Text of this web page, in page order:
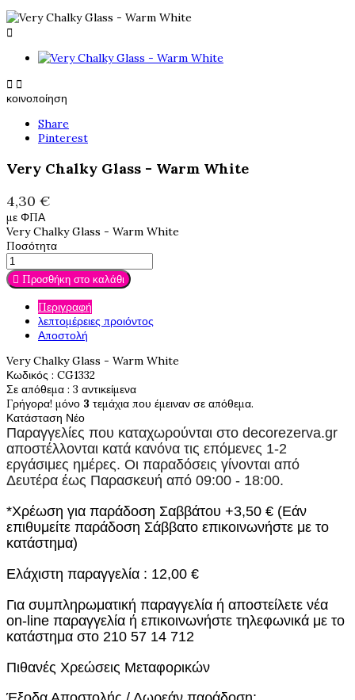

 
κοινοποίηση
Share
Pinterest
Very Chalky Glass - Warm White
4,30 €
με ΦΠΑ
Very Chalky Glass - Warm White
Ποσότητα
 Προσθήκη στο καλάθι
Περιγραφή
λεπτομέρειες προιόντος
Αποστολή
Very Chalky Glass - Warm White
Κωδικός : CG1332
Σε απόθεμα : 3 αντικείμενα
Γρήγορα! μόνο 3 τεμάχια που έμειναν σε απόθεμα.
Κατάσταση Νέο
Παραγγελίες που καταχωρούνται στο decorezerva.gr
αποστέλλονται κατά κανόνα τις επόμενες 1-2
εργάσιμες ημέρες. Οι παραδόσεις γίνονται από
Δευτέρα έως Παρασκευή από 09:00 - 18:00.
*Χρέωση για παράδοση Σαββάτου +3,50 € (Εάν
επιθυμείτε παράδοση Σάββατο επικοινωνήστε με το
κατάστημα)
Ελάχιστη παραγγελία : 12,00 €
Για συμπληρωματική παραγγελία ή αποστείλετε νέα
on-line παραγγελία ή επικοινωνήστε τηλεφωνικά με το
κατάστημα στο 210 57 14 712
Πιθανές Χρεώσεις Μεταφορικών